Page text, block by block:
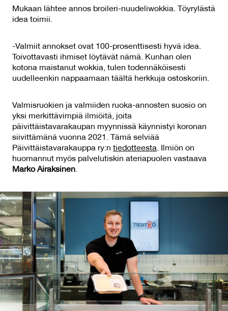
Mukaan lähtee annos broileri-nuudeliwokkia. Töyrylästä
idea toimii.
-Valmiit annokset ovat 100-prosenttisesti hyvä idea.
Toivottavasti ihmiset löytävät nämä. Kunhan olen
kotona maistanut wokkia, tulen todennäköisesti
uudelleenkin nappaamaan täältä herkkuja ostoskoriin.
Valmisruokien ja valmiiden ruoka-annosten suosio on
yksi merkittävimpiä ilmiöitä, joita
päivittäistavarakaupan myynnissä käynnistyi koronan
siivittämänä vuonna 2021. Tämä selviää
Päivittäistavarakauppa ry:n tiedotteesta. Ilmiön on
huomannut myös palvelutiskin ateriapuolen vastaava
Marko Airaksinen.